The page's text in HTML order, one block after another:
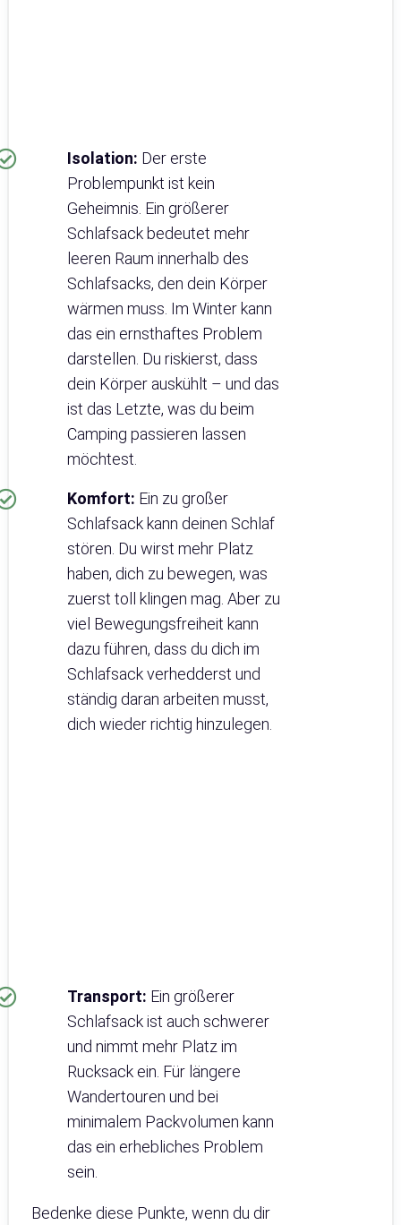
Isolation: Der erste
Problempunkt ist kein
Geheimnis. Ein größerer
Schlafsack bedeutet mehr
leeren Raum innerhalb des
Schlafsacks, den dein Körper
wärmen muss. Im Winter kann
das ein ernsthaftes Problem
darstellen. Du riskierst, dass
dein Körper auskühlt – und das
ist das Letzte, was du beim
Camping passieren lassen
möchtest.
Komfort: Ein zu großer
Schlafsack kann deinen Schlaf
stören. Du wirst mehr Platz
haben, dich zu bewegen, was
zuerst toll klingen mag. Aber zu
viel Bewegungsfreiheit kann
dazu führen, dass du dich im
Schlafsack verhedderst und
ständig daran arbeiten musst,
dich wieder richtig hinzulegen.
Transport: Ein größerer
Schlafsack ist auch schwerer
und nimmt mehr Platz im
Rucksack ein. Für längere
Wandertouren und bei
minimalem Packvolumen kann
das ein erhebliches Problem
sein.
Bedenke diese Punkte, wenn du dir